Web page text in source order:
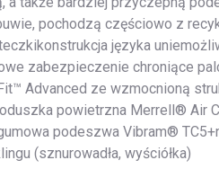
pochodzą częściowo z
języka
zabezpieczenie chroniące
Advanced ze wzmocnioną
powietrzna Merrell® Air
podeszwa Vibram®
(sznurowadła, wyściółka)